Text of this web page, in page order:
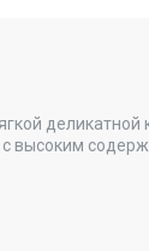
высоким